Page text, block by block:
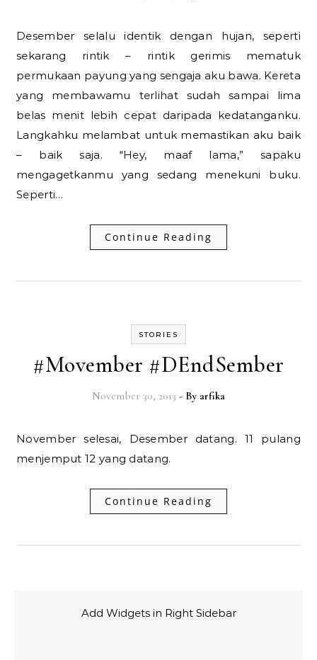
Desember selalu identik dengan hujan, seperti
sekarang rintik – rintik gerimis mematuk
permukaan payung yang sengaja aku bawa. Kereta
yang membawamu terlihat sudah sampai lima
belas menit lebih cepat daripada kedatanganku.
Langkahku melambat untuk memastikan aku baik
– baik saja. “Hey, maaf lama,” sapaku
mengagetkanmu yang sedang menekuni buku.
Seperti…
Continue Reading
STORIES
#Movember #DEndSember
November 30, 2013 - By arfika
November selesai, Desember datang. 11 pulang
menjemput 12 yang datang.
Continue Reading
Add Widgets in Right Sidebar